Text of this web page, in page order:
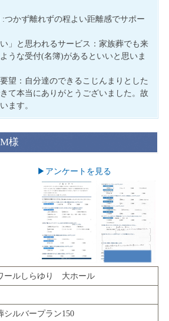
:つかず離れずの程よい距離感でサポー
」と思われるサービス：家族葬でも来
うな受付(名簿)があるといいと思いま
望：自分達のできるこじんまりとした
て本当にありがとうございました。故
ます。
様
▶︎アンケートを見る
ールしらゆり 大ホール
シルバープラン150